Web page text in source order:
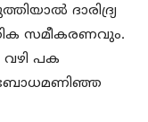
ദാരിദ്ര്യ
സമീകരണവും.
വഴി പക